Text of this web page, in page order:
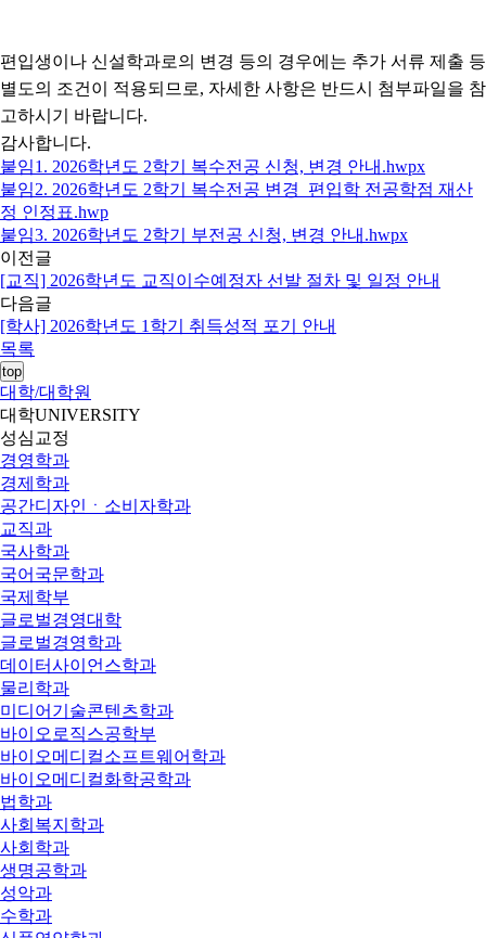
편입생이나 신설학과로의 변경 등의 경우에는 추가 서류 제출 등
별도의 조건이 적용되므로, 자세한 사항은 반드시 첨부파일을 참
고하시기 바랍니다.
감사합니다.
붙임1. 2026학년도 2학기 복수전공 신청, 변경 안내.hwpx
붙임2. 2026학년도 2학기 복수전공 변경_편입학 전공학점 재산
정 인정표.hwp
붙임3. 2026학년도 2학기 부전공 신청, 변경 안내.hwpx
이전글
[교직] 2026학년도 교직이수예정자 선발 절차 및 일정 안내
다음글
[학사] 2026학년도 1학기 취득성적 포기 안내
목록
top
대학/대학원
대학UNIVERSITY
성심교정
경영학과
경제학과
공간디자인ㆍ소비자학과
교직과
국사학과
국어국문학과
국제학부
글로벌경영대학
글로벌경영학과
데이터사이언스학과
물리학과
미디어기술콘텐츠학과
바이오로직스공학부
바이오메디컬소프트웨어학과
바이오메디컬화학공학과
법학과
사회복지학과
사회학과
생명공학과
성악과
수학과